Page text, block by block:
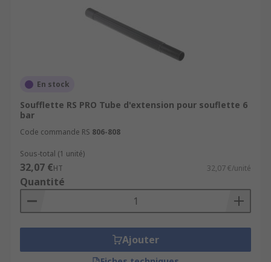
En stock
Soufflette RS PRO Tube d'extension pour souflette 6
bar
Code commande RS 806-808
Sous-total (1 unité)
32,07 €HT 32,07 €/unité
Quantité
Ajouter